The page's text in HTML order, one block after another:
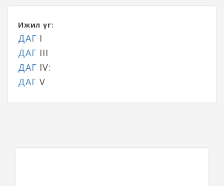
Ижил үг:
ДАГ I
ДАГ III
ДАГ IV:
ДАГ V